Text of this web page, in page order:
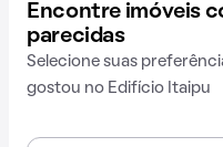
Encontre imóveis
parecidas
Selecione suas
gostou no Edifício Itaipu